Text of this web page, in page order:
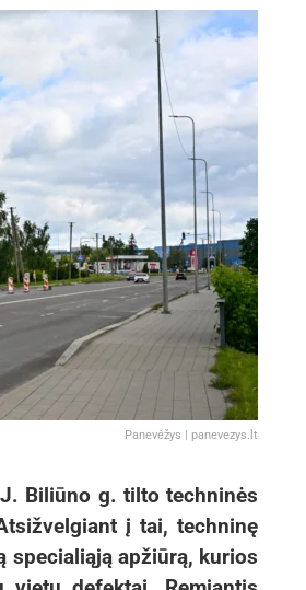
Panevėžys | panevezys.lt
Biliūno g. tilto techninės
į tai, techninę
specialiąją apžiūrą, kurios